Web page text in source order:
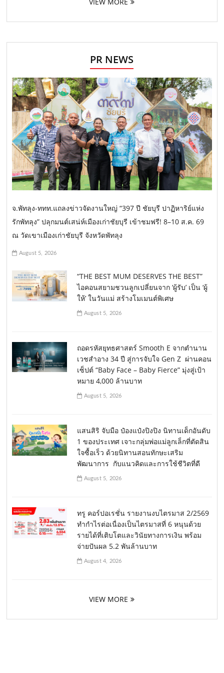
VIEW MORE
PR NEWS
จ.พัทลุง-ททท.แถลงข่าวจัดงานใหญ่ “397 ปี ชัยบุรี ปาฏิหาริย์แห่ง
รักพัทลุง” ปลุกมนต์เสน่ห์เมืองเก่าชัยบุรี เข้าชมฟรี! 8–10 ส.ค. 69
ณ วัดเขาเมืองเก่าชัยบุรี จังหวัดพัทลุง
August 5, 2026
“THE BEST MUM DESERVES THE BEST”
ไอคอนสยามชวนลูกเปลี่ยนจาก ‘ผู้รับ’ เป็น ‘ผู้
ให้’ ในวันแม่ สร้างโมเมนต์พิเศษ
August 5, 2026
ถอดรหัสยุทธศาสตร์ Smooth E จากตำนาน
เวชสำอาง 34 ปี สู่การจับใจ Gen Z ผ่านคอน
เซ็ปต์ “Baby Face – Baby Fierce” มุ่งสู่เป้า
หมาย 4,000 ล้านบาท
August 5, 2026
แสนสิริ จับมือ ป๋องแป๋งปิงปิง นิทานเด็กอันดับ
1 ของประเทศ เจาะกลุ่มพ่อแม่ลูกเล็กที่ตัดสิน
ใจซื้อเร็ว ด้วยนิทานสอนทักษะเสริม
พัฒนาการ กับแนวคิดและการใช้ชีวิตที่ดี
August 5, 2026
ทรู คอร์ปอเรชั่น รายงานงบไตรมาส 2/2569
ทำกำไรต่อเนื่องเป็นไตรมาสที่ 6 หนุนด้วย
รายได้ที่เติบโตและวินัยทางการเงิน พร้อม
จ่ายปันผล 5.2 พันล้านบาท
August 4, 2026
VIEW MORE